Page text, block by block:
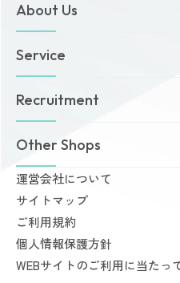
About Us
お知らせ
店舗一覧
ご予約から無料体験・見学
料金案内
入会手続きのご案内
お支払いについて
よくあるご質問
会員様からいただいた声
Service
Amazonesのパーソナルト
AI姿勢診断・改善
Recruitment
Other Shops
完全個室PRIVATE GYM
24時間ジム Amazones &
AMAZONES ONLINE SHOP
運営会社について
サイトマップ
ご利用規約
個人情報保護方針
WEBサイトのご利用に当たっ